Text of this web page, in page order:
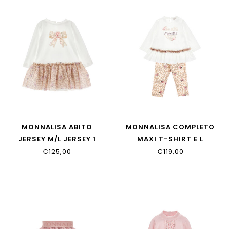
MONNALISA ABITO
JERSEY M/L JERSEY 1
39H900_8002_0180
€125,00
MONNALISA COMPLETO
MAXI T-SHIRT E L
39H500_8002_0180
€119,00